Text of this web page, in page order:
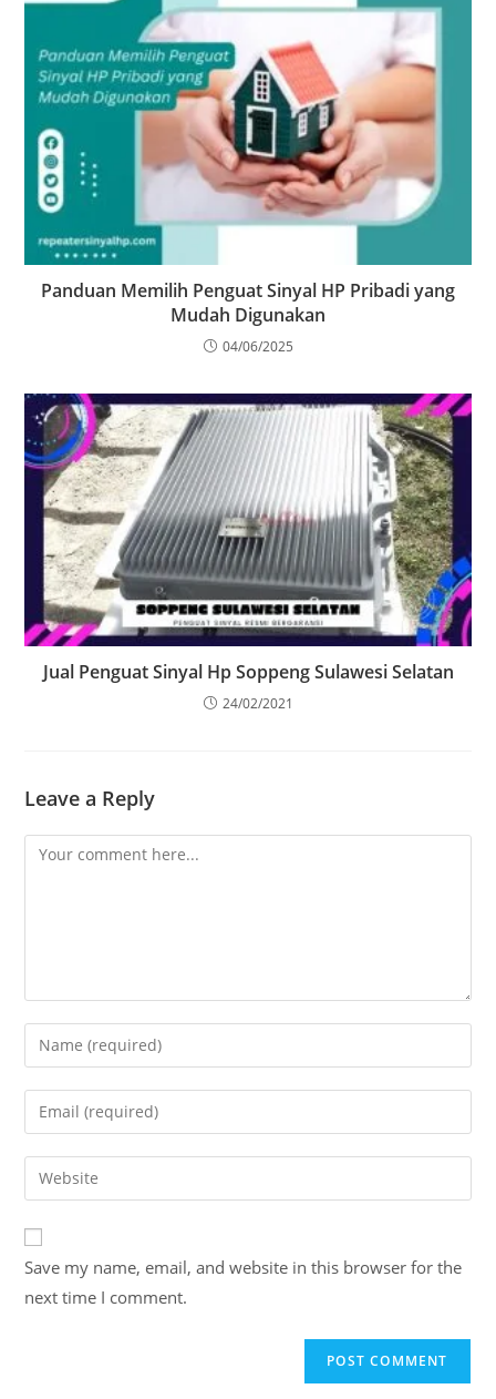
Panduan Memilih Penguat Sinyal HP Pribadi yang
Mudah Digunakan
04/06/2025
Jual Penguat Sinyal Hp Soppeng Sulawesi Selatan
24/02/2021
Leave a Reply
Comment
Enter
your
name
comment
Enter
your
email
address
comment
Enter
your
website
URL
(optional)
Save my name, email, and website in this browser for the
next time I comment.